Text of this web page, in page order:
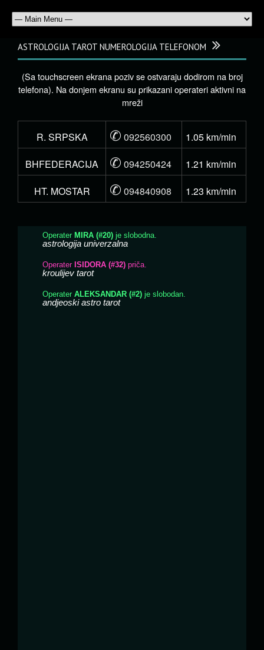
ASTROLOGIJA TAROT NUMEROLOGIJA TELEFONOM
(Sa touchscreen ekrana poziv se ostvaraju dodirom na broj
telefona). Na donjem ekranu su prikazani operateri aktivni na
mreži
R. SRPSKA ✆ 092560300
1.05 km/min
BHFEDERACIJA
✆ 094250424
1.21 km/min
HT. MOSTAR
✆ 094840908 1.23 km/min